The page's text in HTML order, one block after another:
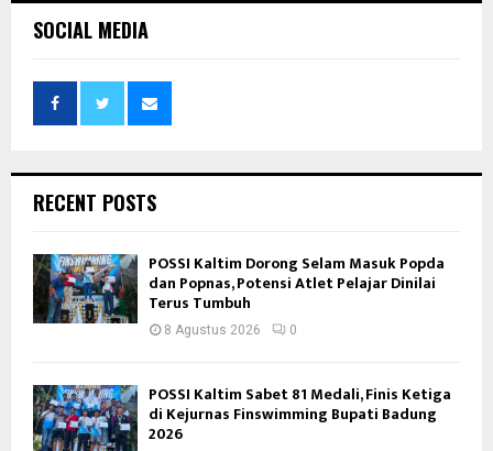
SOCIAL MEDIA
RECENT POSTS
POSSI Kaltim Dorong Selam Masuk Popda
dan Popnas, Potensi Atlet Pelajar Dinilai
Terus Tumbuh
8 Agustus 2026 0
POSSI Kaltim Sabet 81 Medali, Finis Ketiga
di Kejurnas Finswimming Bupati Badung
2026